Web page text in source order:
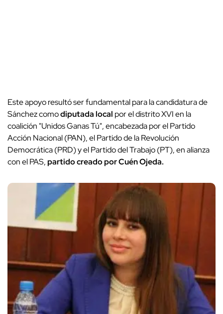
Este apoyo resultó ser fundamental para la candidatura de
Sánchez comodiputada local por el distrito XVI en la
coalición "Unidos Ganas Tú", encabezada por el Partido
Acción Nacional (PAN), el Partido de la Revolución
Democrática (PRD) y el Partido del Trabajo (PT), en alianza
con el PAS,partido creado por Cuén Ojeda.